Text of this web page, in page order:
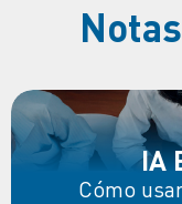
IA
Cómo